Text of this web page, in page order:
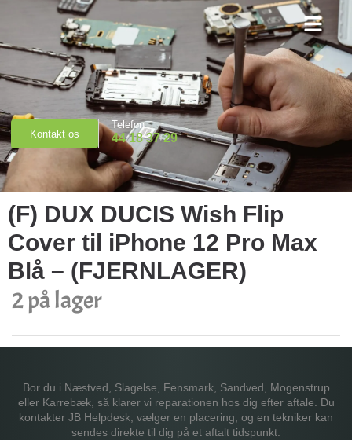
Kontakt os
Telefon
44 18 37 29
(F) DUX DUCIS Wish Flip
Cover til iPhone 12 Pro Max
Blå – (FJERNLAGER)
2 på lager
Bor du i Næstved, Slagelse, Fensmark, Sandved, Mogenstrup
eller Karrebæk, så klarer vi reparationen hos dig efter aftale. Du
kontakter JB Helpdesk, vælger en placering, og en tekniker kan
sendes direkte til dig på et aftalt tidspunkt.